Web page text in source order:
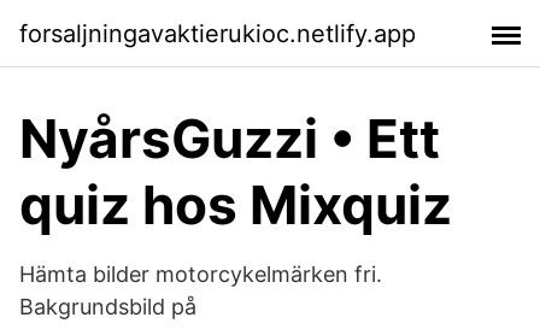
forsaljningavaktierukioc.netlify.app
NyårsGuzzi • Ett
quiz hos Mixquiz
Hämta bilder motorcykelmärken fri.
Bakgrundsbild på